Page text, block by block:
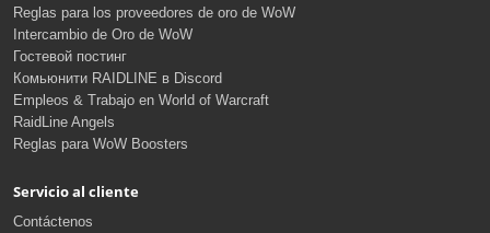
Reglas para los proveedores de oro de WoW
Intercambio de Oro de WoW
Гостевой постинг
Комьюнити RAIDLINE в Discord
Empleos & Trabajo en World of Warcraft
RaidLine Angels
Reglas para WoW Boosters
Servicio al cliente
Contáctenos